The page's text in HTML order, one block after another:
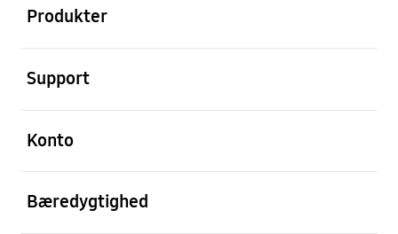
Produkter
Support
Konto
Bæredygtighed